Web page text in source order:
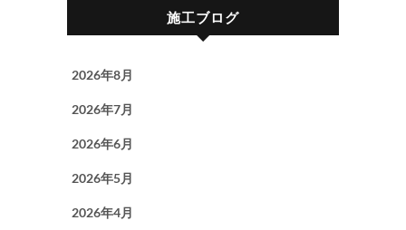
施工ブログ
2026年8月
2026年7月
2026年6月
2026年5月
2026年4月